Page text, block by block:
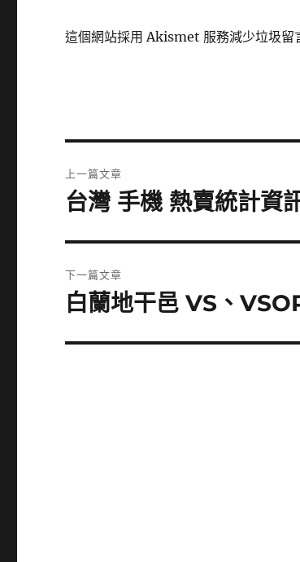
這個網站採用 Akismet 服務減少垃圾留
章
上一篇文章
上
篇
文
章:
台灣 手機 熱賣統計資
下一篇文章
下
篇
白蘭地干邑 VS、